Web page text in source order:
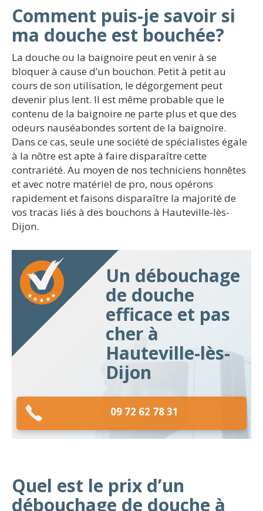
Comment puis-je savoir si
ma douche est bouchée?
La douche ou la baignoire peut en venir à se
bloquer à cause d’un bouchon. Petit à petit au
cours de son utilisation, le dégorgement peut
devenir plus lent. Il est même probable que le
contenu de la baignoire ne parte plus et que des
odeurs nauséabondes sortent de la baignoire.
Dans ce cas, seule une société de spécialistes égale
à la nôtre est apte à faire disparaître cette
contrariété. Au moyen de nos techniciens honnêtes
et avec notre matériel de pro, nous opérons
rapidement et faisons disparaître la majorité de
vos tracas liés à des bouchons à Hauteville-lès-
Dijon.
Un débouchage
de douche
efficace et pas
cher à
Hauteville-lès-
Dijon
09 72 62 78 31
Quel est le prix d’un
débouchage de douche à